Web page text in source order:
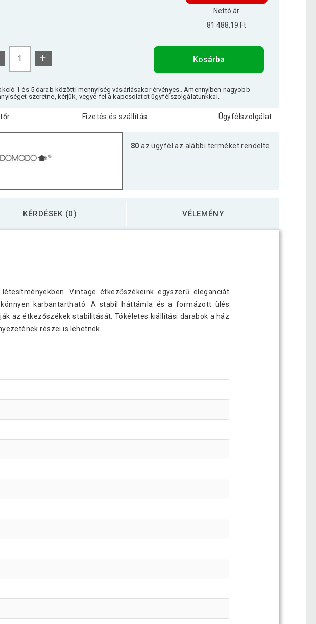
Nettó ár
81 488,19 Ft
+ Kosárba
1 és 5 darab közötti mennyiség vásárlásakor érvényes.. Amennyiben nagyobb
szeretne, kérjük, vegye fel a kapcsolatot ügyfélszolgálatunkkal.
Fizetés és szállítás Ügyfélszolgálat
80 az ügyfél az alábbi terméket rendelte
KÉRDÉSEK (0) VÉLEMÉNY
Vintage étkezőszékeink egyszerű eleganciát
karbantartható. A stabil háttámla és a formázott ülés
az étkezőszékek stabilitását. Tökéletes kiállítási darabok a ház
részei is lehetnek.